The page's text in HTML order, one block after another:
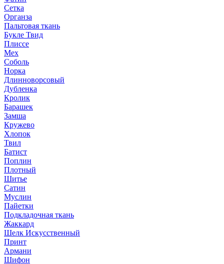
Сетка
Органза
Пальтовая ткань
Букле Твид
Плиссе
Мех
Соболь
Норка
Длинноворсовый
Дубленка
Кролик
Барашек
Замша
Кружево
Хлопок
Твил
Батист
Поплин
Плотный
Шитье
Сатин
Муслин
Пайетки
Подкладочная ткань
Жаккард
Шелк Искусственный
Принт
Армани
Шифон